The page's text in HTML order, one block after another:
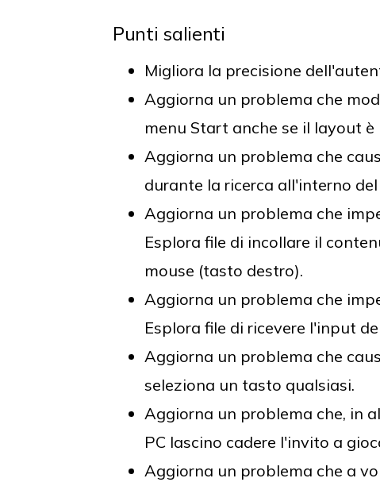
Punti salienti
Migliora la precisione
Aggiorna un problema che
menu Start anche se il layout
Aggiorna un problema che
durante la ricerca all'interno
Aggiorna un problema che
Esplora file di incollare il
mouse (tasto destro).
Aggiorna un problema che
Esplora file di ricevere l'input
Aggiorna un problema che
seleziona un tasto qualsiasi.
Aggiorna un problema che, in
PC lascino cadere l'invito a
Aggiorna un problema che a